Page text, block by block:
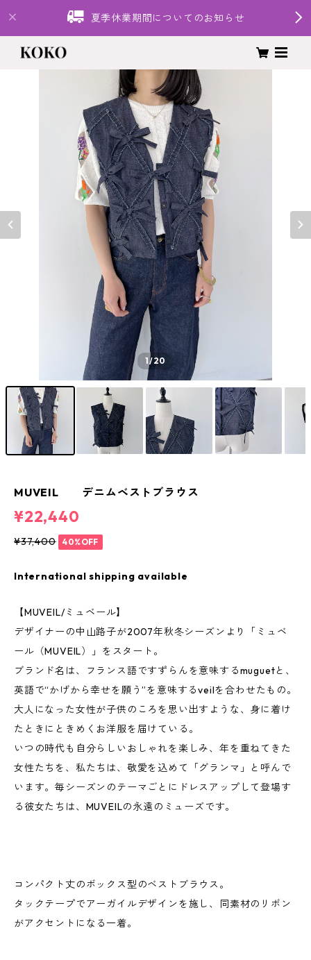
夏季休業期間についてのお知らせ
1/20
MUVEIL デニムベストブラウス
¥22,440
¥37,400 40%OFF
International shipping available
【MUVEIL/ミュベール】
デザイナーの中山路子が2007年秋冬シーズンより「ミュベ
ール（MUVEIL）」をスタート。
ブランド名は、フランス語ですずらんを意味するmuguetと、
英語で“かげから幸せを願う”を意味するveilを合わせたもの。
大人になった女性が子供のころを思い出すような、身に着け
たときにときめくお洋服を届けている。
いつの時代も自分らしいおしゃれを楽しみ、年を重ねてきた
女性たちを、私たちは、敬愛を込めて「グランマ」と呼んで
います。毎シーズンのテーマごとにドレスアップして登場す
る彼女たちは、MUVEILの永遠のミューズです。
コンパクト丈のボックス型のベストブラウス。
タックテープでアーガイルデザインを施し、同素材のリボン
がアクセントになる一着。